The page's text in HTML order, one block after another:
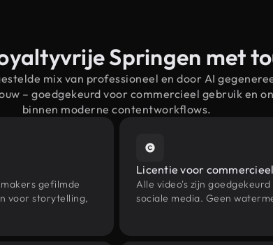
Springen met
mix van professioneel en door AI
– goedgekeurd voor commercieel gebruik en
binnen moderne contentworkflows.
gefilmde
voor storytelling,
Licentie voor
Alle video's zijn
sociale media. Geen